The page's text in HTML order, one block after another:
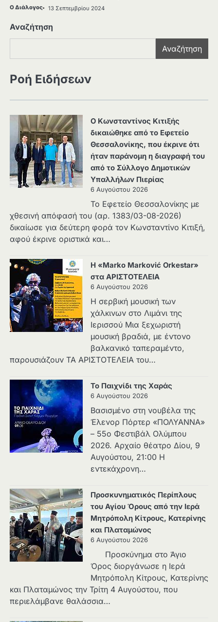
Ο Διάλογος 13 Σεπτεμβρίου 2024
Αναζήτηση
Αναζήτηση
Ροή Ειδήσεων
Ο Κωνσταντίνος Κιτιξής
δικαιώθηκε από το Εφετείο
Θεσσαλονίκης, που έκρινε ότι
ήταν παράνομη η διαγραφή του
από το Σύλλογο Δημοτικών
Υπαλλήλων Πιερίας
6 Αυγούστου 2026
Το Εφετείο Θεσσαλονίκης με
χθεσινή απόφασή του (αρ. 1383/03-08-2026)
δικαίωσε για δεύτερη φορά τον Κωνσταντίνο Κιτιξή,
αφού έκρινε οριστικά και…
Η «Marko Marković Orkestar»
στα ΑΡΙΣΤΟΤΕΛΕΙΑ
6 Αυγούστου 2026
Η σερβική μουσική των
χάλκινων στο Λιμάνι της
Ιερισσού Μια ξεχωριστή
μουσική βραδιά, με έντονο
βαλκανικό ταπεραμέντο,
παρουσιάζουν ΤΑ ΑΡΙΣΤΟΤΕΛΕΙΑ του…
Το Παιχνίδι της Χαράς
6 Αυγούστου 2026
Βασισμένο στη νουβέλα της
Έλενορ Πόρτερ «ΠΟΛΥΑΝΝΑ»
– 55ο Φεστιβάλ Ολύμπου
2026. Αρχαίο θέατρο Δίου, 9
Αυγούστου, 21:00 Η
εντεκάχρονη…
Προσκυνηματικός Περίπλους
του Αγίου Όρους από την Ιερά
Μητρόπολη Κίτρους, Κατερίνης
και Πλαταμώνος
6 Αυγούστου 2026
Προσκύνημα στο Άγιο
Όρος διοργάνωσε η Ιερά
Μητρόπολη Κίτρους, Κατερίνης
και Πλαταμώνος την Τρίτη 4 Αυγούστου, που
περιελάμβανε θαλάσσια…